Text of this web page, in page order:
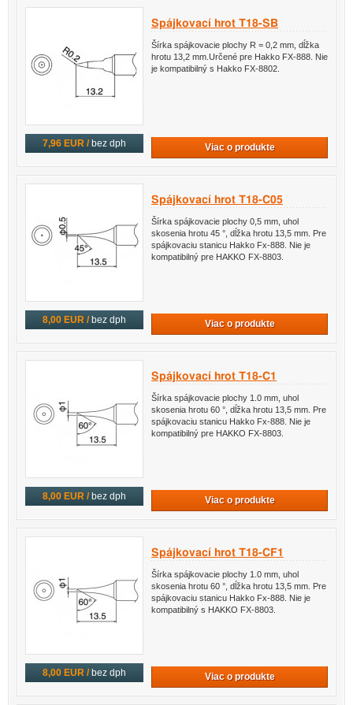
7,96 EUR / bez dph
Spájkovací hrot T18-SB
Šírka spájkovacie plochy R = 0,2 mm, dĺžka
hrotu 13,2 mm.Určené pre Hakko FX-888. Nie
je kompatibilný s Hakko FX-8802.
Viac o produkte
8,00 EUR / bez dph
Spájkovací hrot T18-C05
Šírka spájkovacie plochy 0,5 mm, uhol
skosenia hrotu 45 °, dĺžka hrotu 13,5 mm. Pre
spájkovaciu stanicu Hakko Fx-888. Nie je
kompatibilný pre HAKKO FX-8803.
Viac o produkte
8,00 EUR / bez dph
Spájkovací hrot T18-C1
Šírka spájkovacie plochy 1.0 mm, uhol
skosenia hrotu 60 °, dĺžka hrotu 13,5 mm. Pre
spájkovaciu stanicu Hakko Fx-888. Nie je
kompatibilný pre HAKKO FX-8803.
Viac o produkte
8,00 EUR / bez dph
Spájkovací hrot T18-CF1
Šírka spájkovacie plochy 1.0 mm, uhol
skosenia hrotu 60 °, dĺžka hrotu 13,5 mm. Pre
spájkovaciu stanicu Hakko Fx-888. Nie je
kompatibilný s HAKKO FX-8803.
Viac o produkte